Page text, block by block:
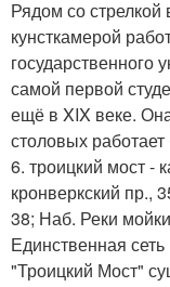
Рядом со стрелкой
кунсткамерой
государственного
самой первой
ещё в XIX веке.
столовых
6. троицкий мост -
кронверкский пр.,
38; Наб. Реки
Единственная
"Троицкий Мост"